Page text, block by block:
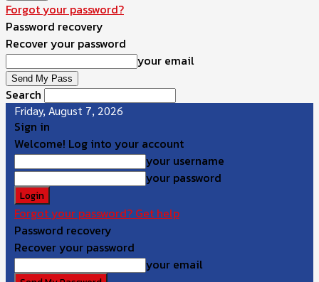
Forgot your password?
Password recovery
Recover your password
your email
Search
Friday, August 7, 2026
Sign in
Welcome! Log into your account
your username
your password
Forgot your password? Get help
Password recovery
Recover your password
your email